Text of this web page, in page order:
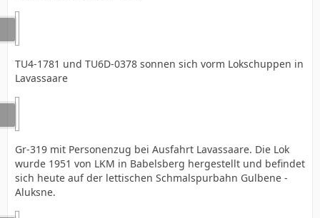
TU4-1781 und TU6D-0378 sonnen sich vorm Lokschuppen in
Lavassaare
Gr-319 mit Personenzug bei Ausfahrt Lavassaare. Die Lok
wurde 1951 von LKM in Babelsberg hergestellt und befindet
sich heute auf der lettischen Schmalspurbahn Gulbene -
Aluksne.